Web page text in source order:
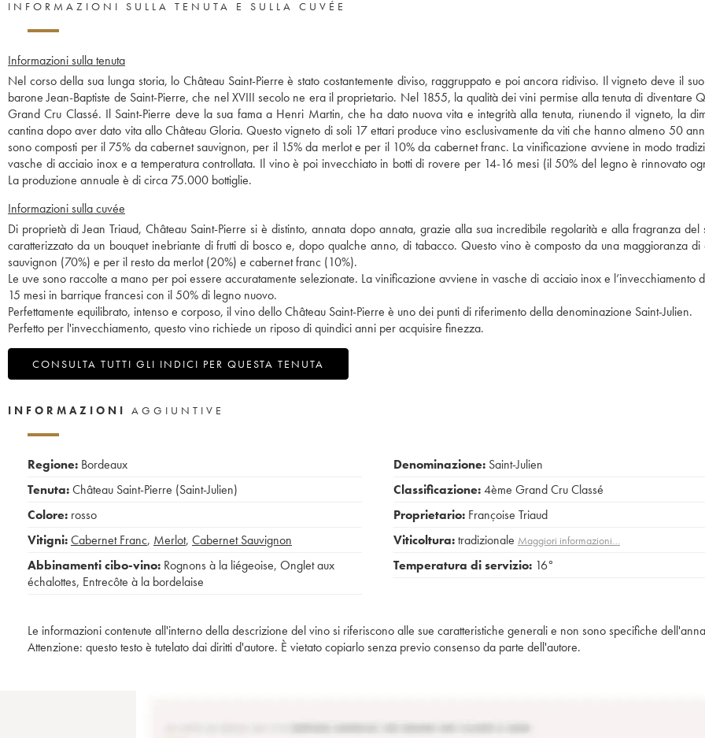
INFORMAZIONI SULLA TENUTA E SULLA CUVÉE
Informazioni sulla tenuta
Nel corso della sua lunga storia, lo Château Saint-Pierre è stato costantemente diviso, raggruppato e poi ancora ridiviso. Il vigneto deve il
barone Jean-Baptiste de Saint-Pierre, che nel XVIII secolo ne era il proprietario. Nel 1855, la qualità dei vini permise alla tenuta di diventare
Grand Cru Classé. Il Saint-Pierre deve la sua fama a Henri Martin, che ha dato nuova vita e integrità alla tenuta, riunendo il vigneto, la
cantina dopo aver dato vita allo Château Gloria. Questo vigneto di soli 17 ettari produce vino esclusivamente da viti che hanno almeno 50
sono composti per il 75% da cabernet sauvignon, per il 15% da merlot e per il 10% da cabernet franc. La vinificazione avviene in modo
vasche di acciaio inox e a temperatura controllata. Il vino è poi invecchiato in botti di rovere per 14-16 mesi (il 50% del legno è rinnovato
La produzione annuale è di circa 75.000 bottiglie.
Informazioni sulla cuvée
Di proprietà di Jean Triaud, Château Saint-Pierre si è distinto, annata dopo annata, grazie alla sua incredibile regolarità e alla fragranza del
caratterizzato da un bouquet inebriante di frutti di bosco e, dopo qualche anno, di tabacco. Questo vino è composto da una maggioranza di
sauvignon (70%) e per il resto da merlot (20%) e cabernet franc (10%).
Le uve sono raccolte a mano per poi essere accuratamente selezionate. La vinificazione avviene in vasche di acciaio inox e l’invecchiamento
15 mesi in barrique francesi con il 50% di legno nuovo.
Perfettamente equilibrato, intenso e corposo, il vino dello Château Saint-Pierre è uno dei punti di riferimento della denominazione Saint-Julien.
Perfetto per l'invecchiamento, questo vino richiede un riposo di quindici anni per acquisire finezza.
CONSULTA TUTTI GLI INDICI PER QUESTA TENUTA
INFORMAZIONI AGGIUNTIVE
Regione: Bordeaux
Tenuta:Château Saint-Pierre (Saint-Julien)
Colore: rosso
Vitigni:Cabernet Franc, Merlot, Cabernet Sauvignon
Abbinamenti cibo-vino: Rognons à la liégeoise, Onglet aux
échalottes, Entrecôte à la bordelaise
Denominazione: Saint-Julien
Classificazione:4ème Grand Cru Classé
Proprietario: Françoise Triaud
Viticoltura:tradizionale Maggiori informazioni…
Temperatura di servizio: 16°
Le informazioni contenute all'interno della descrizione del vino si riferiscono alle sue caratteristiche generali e non sono specifiche
Attenzione: questo testo è tutelato dai diritti d'autore. È vietato copiarlo senza previo consenso da parte dell'autore.